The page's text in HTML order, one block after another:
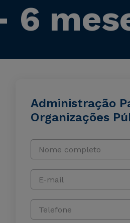
6
Administração
Organizações
Nome completo
E-mail
Telefone